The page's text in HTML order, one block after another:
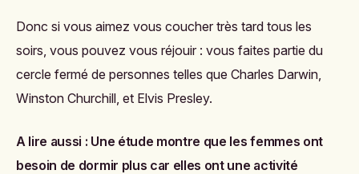
Donc si vous aimez vous coucher très tard tous les
soirs, vous pouvez vous réjouir : vous faites partie du
cercle fermé de personnes telles que Charles Darwin,
Winston Churchill, et Elvis Presley.
A lire aussi : Une étude montre que les femmes ont
besoin de dormir plus car elles ont une activité